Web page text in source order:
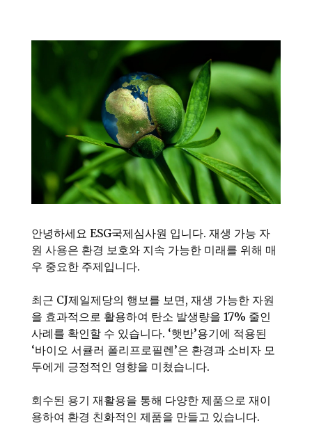
안녕하세요 ESG국제심사원 입니다. 재생 가능 자
원 사용은 환경 보호와 지속 가능한 미래를 위해 매
우 중요한 주제입니다.
최근 CJ제일제당의 행보를 보면, 재생 가능한 자원
을 효과적으로 활용하여 탄소 발생량을 17% 줄인
사례를 확인할 수 있습니다. ‘햇반’용기에 적용된
‘바이오 서큘러 폴리프로필렌’은 환경과 소비자 모
두에게 긍정적인 영향을 미쳤습니다.
회수된 용기 재활용을 통해 다양한 제품으로 재이
용하여 환경 친화적인 제품을 만들고 있습니다.